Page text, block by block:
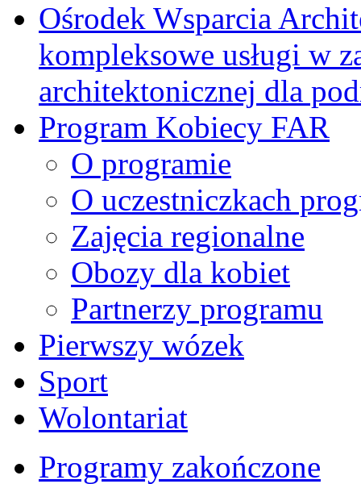
Ośrodek Wsparcia
kompleksowe usługi w
architektonicznej dla
Program Kobiecy FAR
O programie
O uczestniczkach
Zajęcia regionalne
Obozy dla kobiet
Partnerzy programu
Pierwszy wózek
Sport
Wolontariat
Programy zakończone